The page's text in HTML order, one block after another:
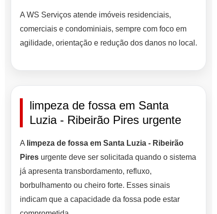
A WS Serviços atende imóveis residenciais,
comerciais e condominiais, sempre com foco em
agilidade, orientação e redução dos danos no local.
limpeza de fossa em Santa
Luzia - Ribeirão Pires urgente
A limpeza de fossa em Santa Luzia - Ribeirão
Pires urgente deve ser solicitada quando o sistema
já apresenta transbordamento, refluxo,
borbulhamento ou cheiro forte. Esses sinais
indicam que a capacidade da fossa pode estar